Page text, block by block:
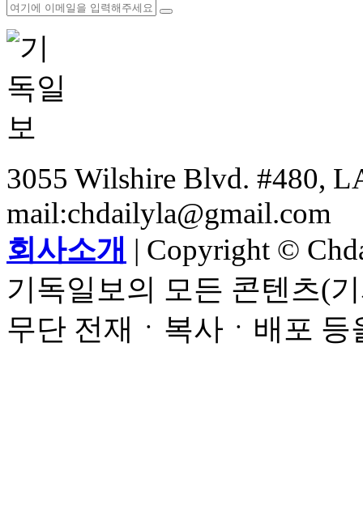
3055 Wilshire Blvd. #480,
mail:chdailyla@gmail.com
회사소개 | Copyright ©
기독일보의 모든 콘텐츠(
무단 전재ㆍ복사ㆍ배포 등